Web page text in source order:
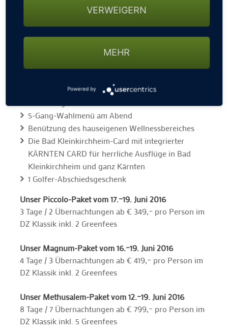
Wählen Sie zwischen „Piccolo“, „Magnum“ oder
2, 3 oder 7 Übernachtungen im DZ Klassik
Golfercocktail mit Familie Forstnig
5-Gang-Wahlmenü am Abend
Benützung des hauseigenen Wellnessbereiches
Die Bad Kleinkirchheim-Card mit integrierter
KÄRNTEN CARD für herrliche Ausflüge in Bad
Kleinkirchheim und ganz Kärnten
1 Golfer-Abschiedsgeschenk
Unser Piccolo-Paket vom 17.–19. Juni 2016
3 Tage / 2 Übernachtungen ab € 349,– pro Person im
DZ Klassik inkl. 2 Greenfees
Unser Magnum-Paket vom 16.–19. Juni 2016
4 Tage / 3 Übernachtungen ab € 419,– pro Person im
DZ Klassik inkl. 2 Greenfees
Unser Methusalem-Paket vom 12.–19. Juni 2016
8 Tage / 7 Übernachtungen ab € 799,– pro Person im
DZ Klassik inkl. 5 Greenfees
VERWEIGERN
MEHR
Powered by